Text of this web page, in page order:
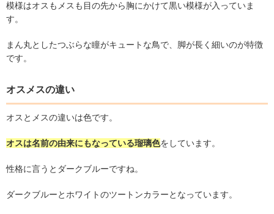
模様はオスもメスも目の先から胸にかけて黒い模様が入っていま
す。
まん丸としたつぶらな瞳がキュートな鳥で、脚が長く細いのが特徴
です。
オスメスの違い
オスとメスの違いは色です。
オスは名前の由来にもなっている瑠璃色をしています。
性格に言うとダークブルーですね。
ダークブルーとホワイトのツートンカラーとなっています。